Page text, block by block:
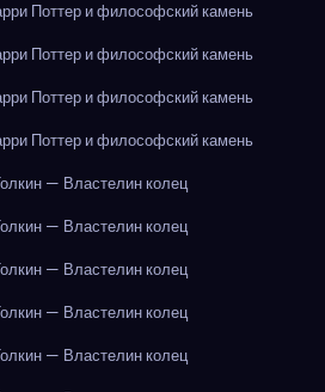
Поттер и философский камень
Поттер и философский камень
Поттер и философский камень
Поттер и философский камень
— Властелин колец
— Властелин колец
— Властелин колец
— Властелин колец
— Властелин колец